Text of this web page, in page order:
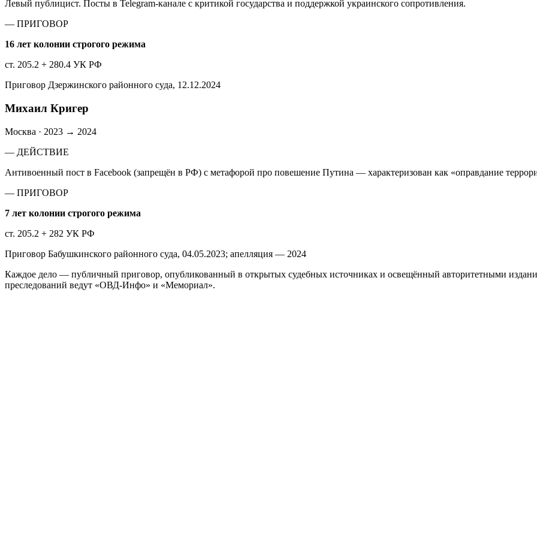
Левый публицист. Посты в Telegram-канале с критикой государства и поддержкой украинского сопротивления.
— ПРИГОВОР
16 лет колонии строгого режима
ст. 205.2 + 280.4 УК РФ
Приговор Дзержинского районного суда, 12.12.2024
Михаил Кригер
Москва · 2023 → 2024
— ДЕЙСТВИЕ
Антивоенный пост в Facebook (запрещён в РФ) с метафорой про повешение Путина — характеризован как «оправдание
— ПРИГОВОР
7 лет колонии строгого режима
ст. 205.2 + 282 УК РФ
Приговор Бабушкинского районного суда, 04.05.2023; апелляция — 2024
Каждое дело — публичный приговор, опубликованный в открытых судебных источниках и освещённый авторитетными
преследований ведут «ОВД-Инфо» и «Мемориал».